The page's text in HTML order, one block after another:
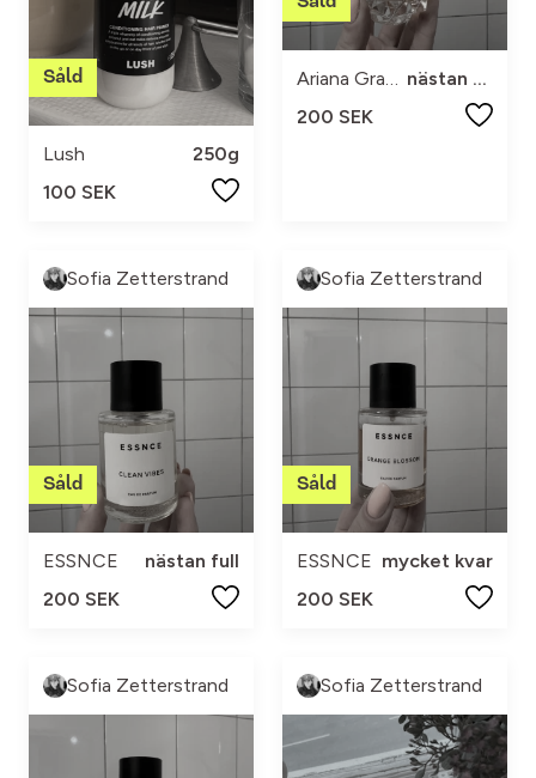
Lush
250g
100 SEK
Ariana Grande
nästan full
200 SEK
Sofia Zetterstrand
ESSNCE
nästan full
200 SEK
Sofia Zetterstrand
ESSNCE mycket kvar
200 SEK
Sofia Zetterstrand Sofia Zetterstrand